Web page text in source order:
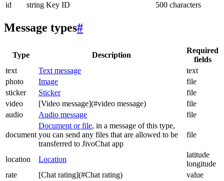
id
string Key ID 500 characters
Message types#
Type Description
Required
fields
text
Text message
text
photo
Image
file
sticker
Sticker
file
video
[Video message](#video message)
file
audio
Audio message file
document
Document or file, in a message of this type,
you can send any files that are allowed to be
transferred to JivoChat app
file
location Location
latitude
longitude
rate
[Chat rating](#Chat rating)
value